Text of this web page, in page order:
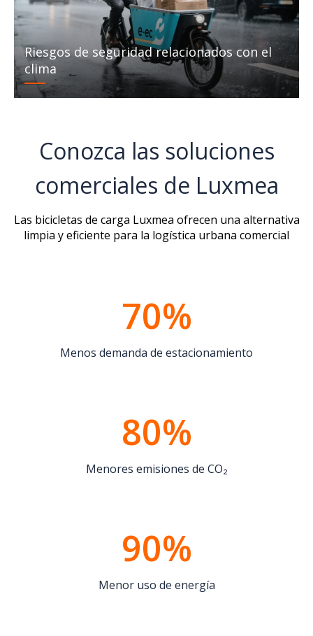
Riesgos de seguridad relacionados con el
clima
Conozca las soluciones
comerciales de Luxmea
Las bicicletas de carga Luxmea ofrecen una alternativa
limpia y eficiente para la logística urbana comercial
70%
Menos demanda de estacionamiento
80%
Menores emisiones de CO₂
90%
Menor uso de energía